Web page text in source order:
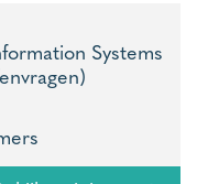
Systems